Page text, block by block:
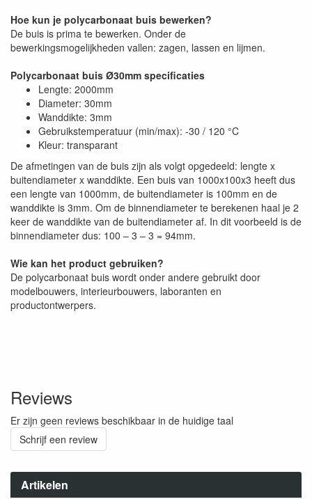
Artikelen
Hoe kun je polycarbonaat buis bewerken?
De buis is prima te bewerken. Onder de
bewerkingsmogelijkheden vallen: zagen, lassen en lijmen.
Polycarbonaat buis Ø30mm specificaties
Lengte: 2000mm
Diameter: 30mm
Wanddikte: 3mm
Gebruikstemperatuur (min/max): -30 / 120 °C
Kleur: transparant
De afmetingen van de buis zijn als volgt opgedeeld: lengte x
buitendiameter x wanddikte. Een buis van 1000x100x3 heeft dus
een lengte van 1000mm, de buitendiameter is 100mm en de
wanddikte is 3mm. Om de binnendiameter te berekenen haal je 2
keer de wanddikte van de buitendiameter af. In dit voorbeeld is de
binnendiameter dus: 100 – 3 – 3 = 94mm.
Wie kan het product gebruiken?
De polycarbonaat buis wordt onder andere gebruikt door
modelbouwers, interieurbouwers, laboranten en
productontwerpers.
Reviews
Er zijn geen reviews beschikbaar in de huidige taal
Schrijf een review